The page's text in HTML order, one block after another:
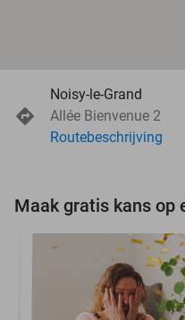
Noisy-le-Grand
Allée Bienvenue 2
Routebeschrijving